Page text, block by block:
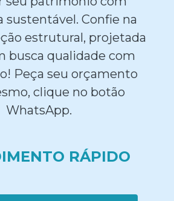
sustentável. Confie na
estrutural, projetada
busca qualidade com
Peça seu orçamento
clique no botão
WhatsApp.
RÁPIDO